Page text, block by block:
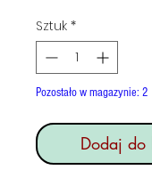
Sztuk *
Pozostało w magazynie: 2
Dodaj do